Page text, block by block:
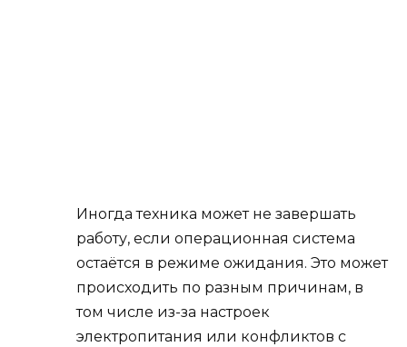
Иногда техника может не завершать
работу, если операционная система
остаётся в режиме ожидания. Это может
происходить по разным причинам, в
том числе из-за настроек
электропитания или конфликтов с